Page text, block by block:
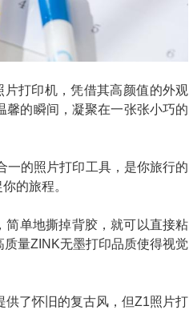
打印机，凭借其高颜值的外观
馨的瞬间，凝聚在一张张小巧的
一的照片打印工具，是你旅行的
的旅程。
单地撕掉背胶，就可以直接粘
量ZINK无墨打印品质使得视觉
了怀旧的复古风，但Z1照片打